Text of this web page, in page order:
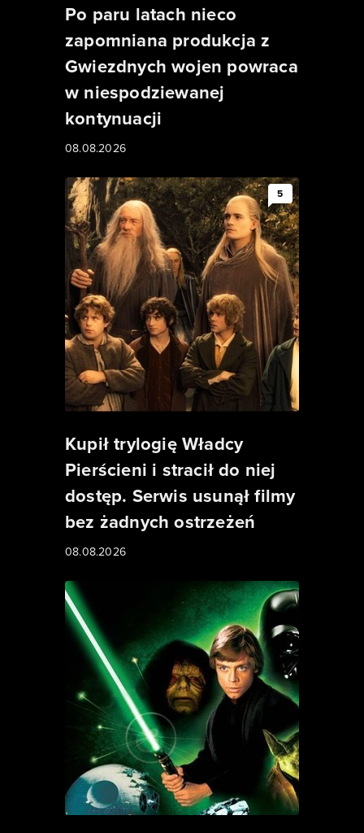
Po paru latach nieco
zapomniana produkcja z
Gwiezdnych wojen powraca
w niespodziewanej
kontynuacji
08.08.2026
5
Kupił trylogię Władcy
Pierścieni i stracił do niej
dostęp. Serwis usunął filmy
bez żadnych ostrzeżeń
08.08.2026